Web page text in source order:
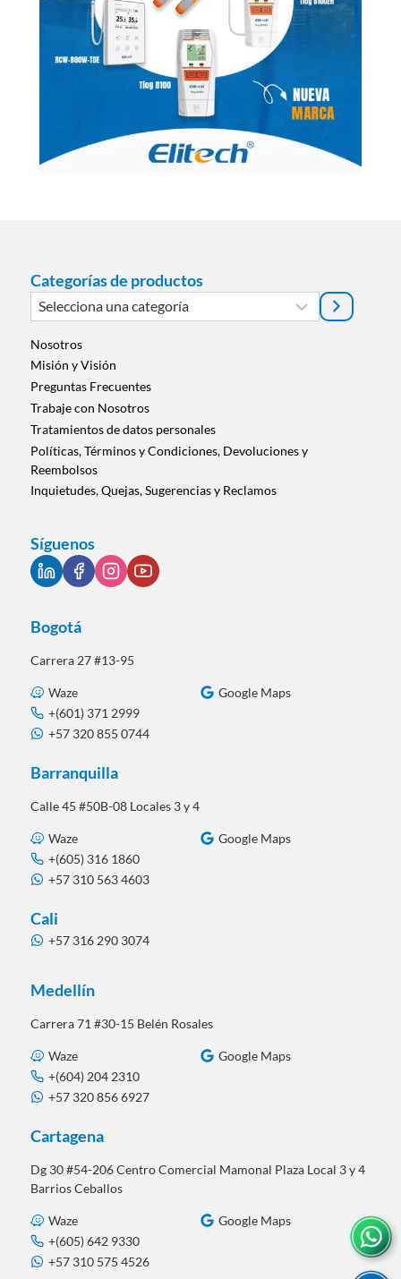
Categorías de productos
Selecciona
una
categoría
Nosotros
Misión y Visión
Preguntas Frecuentes
Trabaje con Nosotros
Tratamientos de datos personales
Políticas, Términos y Condiciones, Devoluciones y
Reembolsos
Inquietudes, Quejas, Sugerencias y Reclamos
Síguenos
Bogotá
Carrera 27 #13-95
Waze
Google Maps
+(601) 371 2999
+57 320 855 0744
Barranquilla
Calle 45 #50B-08 Locales 3 y 4
Waze
Google Maps
+(605) 316 1860
+57 310 563 4603
Cali
+57 316 290 3074
Medellín
Carrera 71 #30-15 Belén Rosales
Waze
Google Maps
+(604) 204 2310
+57 320 856 6927
Cartagena
Dg 30 #54-206 Centro Comercial Mamonal Plaza Local 3 y 4
Barrios Ceballos
Waze
Google Maps
+(605) 642 9330
+57 310 575 4526